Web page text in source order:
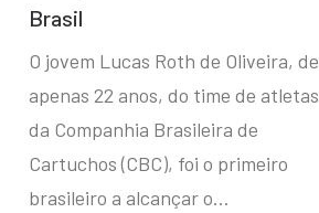
Brasil
O jovem Lucas Roth de Oliveira, de
apenas 22 anos, do time de atletas
da Companhia Brasileira de
Cartuchos (CBC), foi o primeiro
brasileiro a alcançar o…